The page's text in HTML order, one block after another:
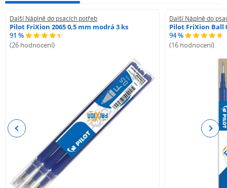
Další Náplně do psacích potřeb
Pilot FriXion 2065 0,5 mm modrá 3 ks
91 %
(26 hodnocení)
Další Náplně do
Pilot FriXion Ball
94 %
(16 hodnocení)
Previous Next